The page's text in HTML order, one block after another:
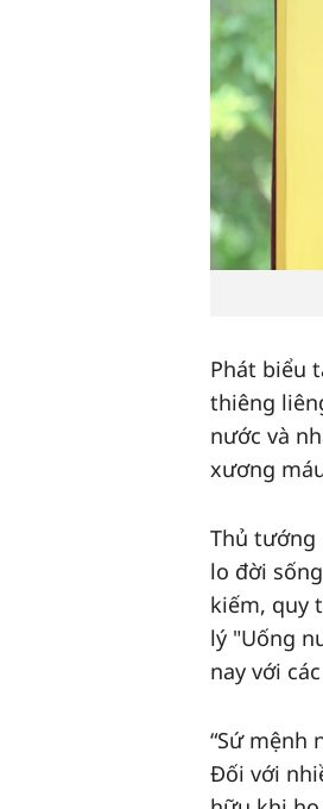
Phát biểu
thiêng
nước và
xương
Thủ tướng
lo đời
kiếm, quy
lý "Uống
nay với
“Sứ mệnh
Đối với